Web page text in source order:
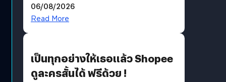
?
06/08/2026
Read More
เป็นทุกอย่างให้เธอแล้ว Shopee
ดูละครสั้นได้ ฟรีด้วย !